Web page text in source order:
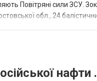
Повітряні сили ЗСУ.
обл., 24